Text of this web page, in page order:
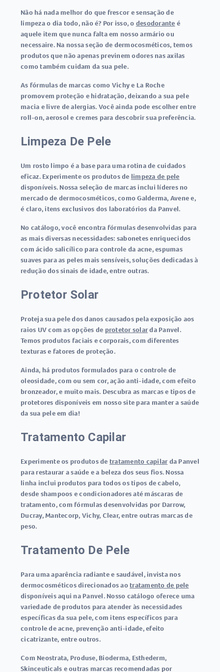
Não há nada melhor do que frescor e sensação de
limpeza o dia todo, não é? Por isso, o desodorante é
aquele item que nunca falta em nosso armário ou
necessaire. Na nossa seção de dermocosméticos, temos
produtos que não apenas previnem odores nas axilas
como também cuidam da sua pele.
As fórmulas de marcas como Vichy e La Roche
promovem proteção e hidratação, deixando a sua pele
macia e livre de alergias. Você ainda pode escolher entre
roll-on, aerosol e cremes para descobrir sua preferência.
Limpeza De Pele
Um rosto limpo é a base para uma rotina de cuidados
eficaz. Experimente os produtos de limpeza de pele
disponíveis. Nossa seleção de marcas inclui líderes no
mercado de dermocosméticos, como Galderma, Avene e,
é claro, itens exclusivos dos laboratórios da Panvel.
No catálogo, você encontra fórmulas desenvolvidas para
as mais diversas necessidades: sabonetes enriquecidos
com ácido salicílico para controle da acne, espumas
suaves para as peles mais sensíveis, soluções dedicadas à
redução dos sinais de idade, entre outras.
Protetor Solar
Proteja sua pele dos danos causados pela exposição aos
raios UV com as opções de protetor solarda Panvel.
Temos produtos faciais e corporais, com diferentes
texturas e fatores de proteção.
Ainda, há produtos formulados para o controle de
oleosidade, com ou sem cor, ação anti-idade, com efeito
bronzeador, e muito mais. Descubra as marcas e tipos de
protetores disponíveis em nosso site para manter a saúde
da sua pele em dia!
Tratamento Capilar
Experimente os produtos de tratamento capilarda Panvel
para restaurar a saúde e a beleza dos seus fios. Nossa
linha inclui produtos para todos os tipos de cabelo,
desde shampoos e condicionadores até máscaras de
tratamento, com fórmulas desenvolvidas por Darrow,
Ducray, Mantecorp, Vichy, Clear, entre outras marcas de
peso.
Tratamento De Pele
Para uma aparência radiante e saudável, invista nos
dermocosméticos direcionados aotratamento de pele
disponíveis aqui na Panvel. Nosso catálogo oferece uma
variedade de produtos para atender às necessidades
específicas da sua pele, com itens específicos para
controle de acne, prevenção anti-idade, efeito
cicatrizante, entre outros.
Com Neostrata, Produse, Bioderma, Esthederm,
Skinceuticals e outras marcas recomendadas por